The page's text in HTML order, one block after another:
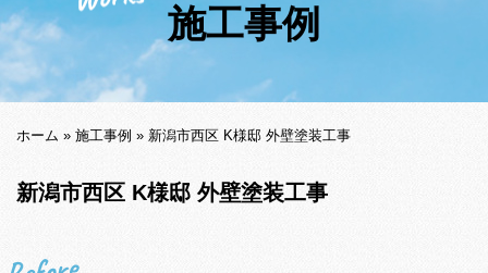
施工事例
ホーム » 施工事例 » 新潟市西区 K様邸 外壁塗装工事
新潟市西区 K様邸 外壁塗装工事